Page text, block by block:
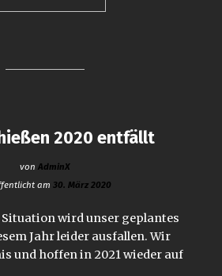
Vereinswesten"
2020 entfällt
von AdminX
am 30. März 2020
Situation wird unser geplantes
Jahr leider ausfallen. Wir
und hoffen in 2021 wieder auf